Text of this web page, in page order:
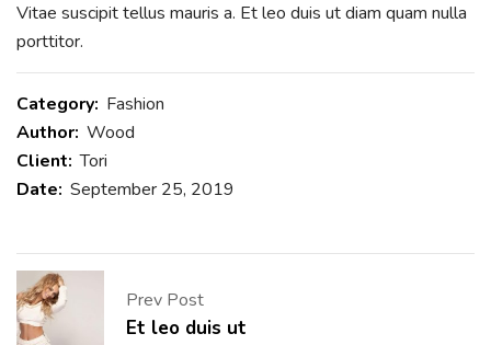
Vitae suscipit tellus mauris a. Et leo duis ut diam quam nulla
porttitor.
Category: Fashion
Author: Wood
Client: Tori
Date: September 25, 2019
Prev Post
Et leo duis ut